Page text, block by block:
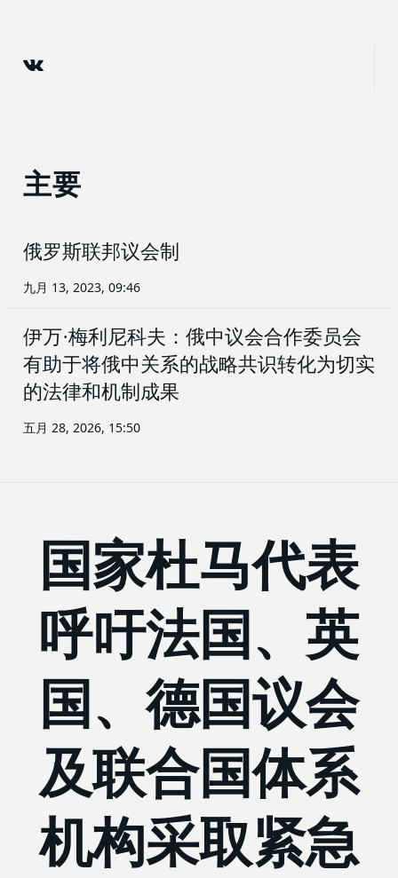
主要
俄罗斯联邦议会制
九月 13, 2023, 09:46
伊万·梅利尼科夫：俄中议会合作委员会
有助于将俄中关系的战略共识转化为切实
的法律和机制成果
五月 28, 2026, 15:50
国家杜马代表
呼吁法国、英
国、德国议会
及联合国体系
机构采取紧急